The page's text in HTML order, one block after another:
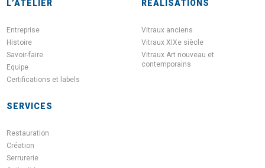
L’ATELIER
Entreprise
Histoire
Savoir-faire
Equipe
Certifications et labels
SERVICES
Restauration
Création
Serrurerie
RÉALISATIONS
Vitraux anciens
Vitraux XIXe siècle
Vitraux Art nouveau et
contemporains